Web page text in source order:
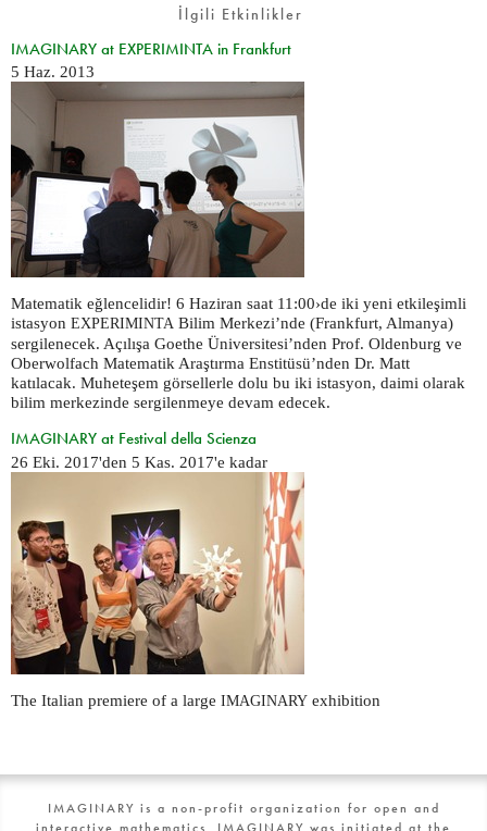
İlgili Etkinlikler
IMAGINARY at EXPERIMINTA in Frankfurt
5 Haz. 2013
Matematik eğlencelidir! 6 Haziran saat 11:00›de iki yeni etkileşimli
istasyon EXPERIMINTA Bilim Merkezi’nde (Frankfurt, Almanya)
sergilenecek. Açılışa Goethe Üniversitesi’nden Prof. Oldenburg ve
Oberwolfach Matematik Araştırma Enstitüsü’nden Dr. Matt
katılacak. Muheteşem görsellerle dolu bu iki istasyon, daimi olarak
bilim merkezinde sergilenmeye devam edecek.
IMAGINARY at Festival della Scienza
26 Eki. 2017'den 5 Kas. 2017'e kadar
The Italian premiere of a large IMAGINARY exhibition
IMAGINARY is a non-profit organization for open and